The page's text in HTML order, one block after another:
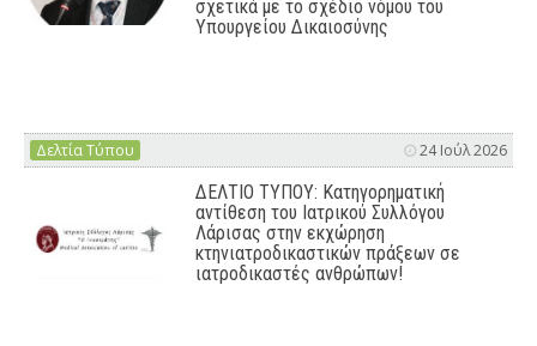
σχετικά με το σχέδιο νόμου του
Υπουργείου Δικαιοσύνης
Δελτία Τύπου 24 Ιούλ 2026
ΔΕΛΤΙΟ ΤΥΠΟΥ: Κατηγορηματική
αντίθεση του Ιατρικού Συλλόγου
Λάρισας στην εκχώρηση
κτηνιατροδικαστικών πράξεων σε
ιατροδικαστές ανθρώπων!